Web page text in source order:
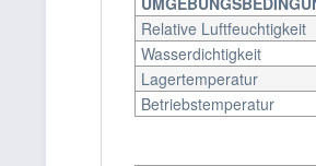
Relative Luftfeuchtigkeit
Wasserdichtigkeit
Lagertemperatur
Betriebstemperatur